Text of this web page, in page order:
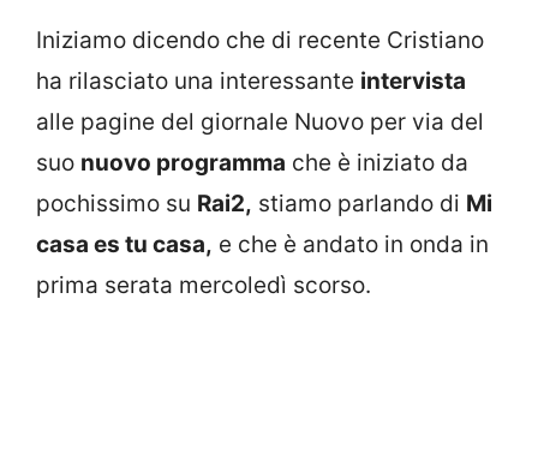
Iniziamo dicendo che di recente Cristiano
ha rilasciato una interessante intervista
alle pagine del giornale Nuovo per via del
suo nuovo programma che è iniziato da
pochissimo su Rai2, stiamo parlando di Mi
casa es tu casa, e che è andato in onda in
prima serata mercoledì scorso.